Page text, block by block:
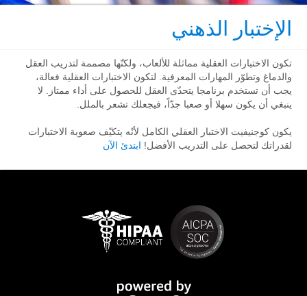
الإختبار الذهني
تكون الاختبارات العقلية مماثلة للألعاب، ولكنّها مصممة لتدريب العقل
والدماغ وتطوّر المهارات المعرفية. لتكون الاختبارات العقلية فعالة،
يجب أن تستخدم برنامجا يتحدّى العقل للحصول على أداء ممتاز. لا
ينبغي أن يكون سهلا أو صعبا جدّاً، فيجعلك تشعر بالملل.
يكون كوجنيفيت الاختبار العقلي الكامل لأنّه يتكيّف صعوبة الاختبارات
لقدراتك لتحصل على التدريب الأفضل! ابتدئ الآن